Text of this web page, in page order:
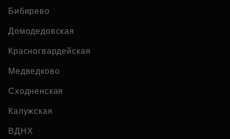
Бибирево
Домодедовская
Красногвардейская
Медведково
Сходненская
Калужская
ВДНХ